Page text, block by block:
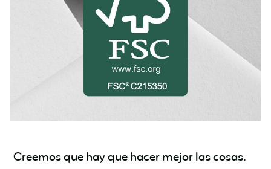
Creemos que hay que hacer mejor las cosas.